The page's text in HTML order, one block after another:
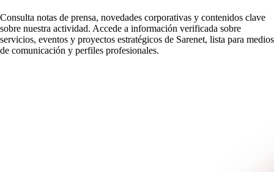
Consulta notas de prensa, novedades corporativas y contenidos clave
sobre nuestra actividad. Accede a información verificada sobre
servicios, eventos y proyectos estratégicos de Sarenet, lista para medios
de comunicación y perfiles profesionales.